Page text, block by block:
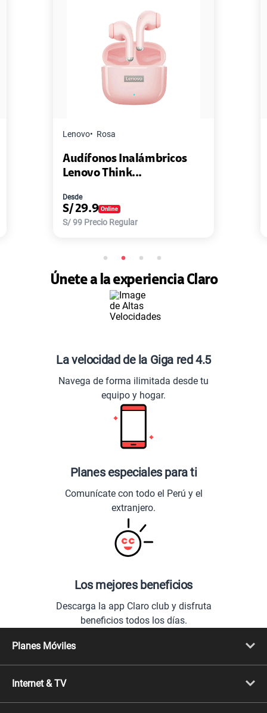
Pack de 2 Power Bank Mini
Master-G ...
S/168
Únete a la experiencia Claro
La velocidad de la Giga red 4.5
Navega de forma ilimitada desde tu
equipo y hogar.
Planes especiales para ti
Comunícate con todo el Perú y el
extranjero.
Los mejores beneficios
Descarga la app Claro club y disfruta
beneficios todos los días.
Planes Móviles
Línea Nueva
Línea Adicional
Internet & TV